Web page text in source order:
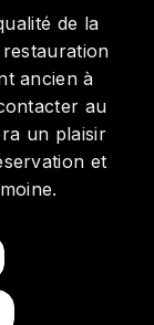
de la
ancien à
au
un plaisir
et